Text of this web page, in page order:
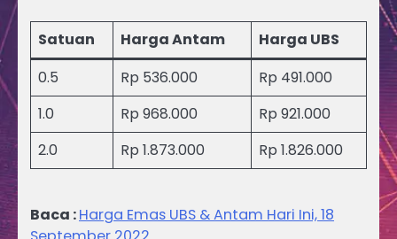
Satuan Harga Antam
Harga UBS
0.5
Rp 536.000
Rp 491.000
1.0
Rp 968.000
Rp 921.000
2.0
Rp 1.873.000 Rp 1.826.000
Baca :Harga Emas UBS & Antam Hari Ini, 18